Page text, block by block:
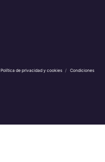
Política de privacidad y cookies /
Condiciones